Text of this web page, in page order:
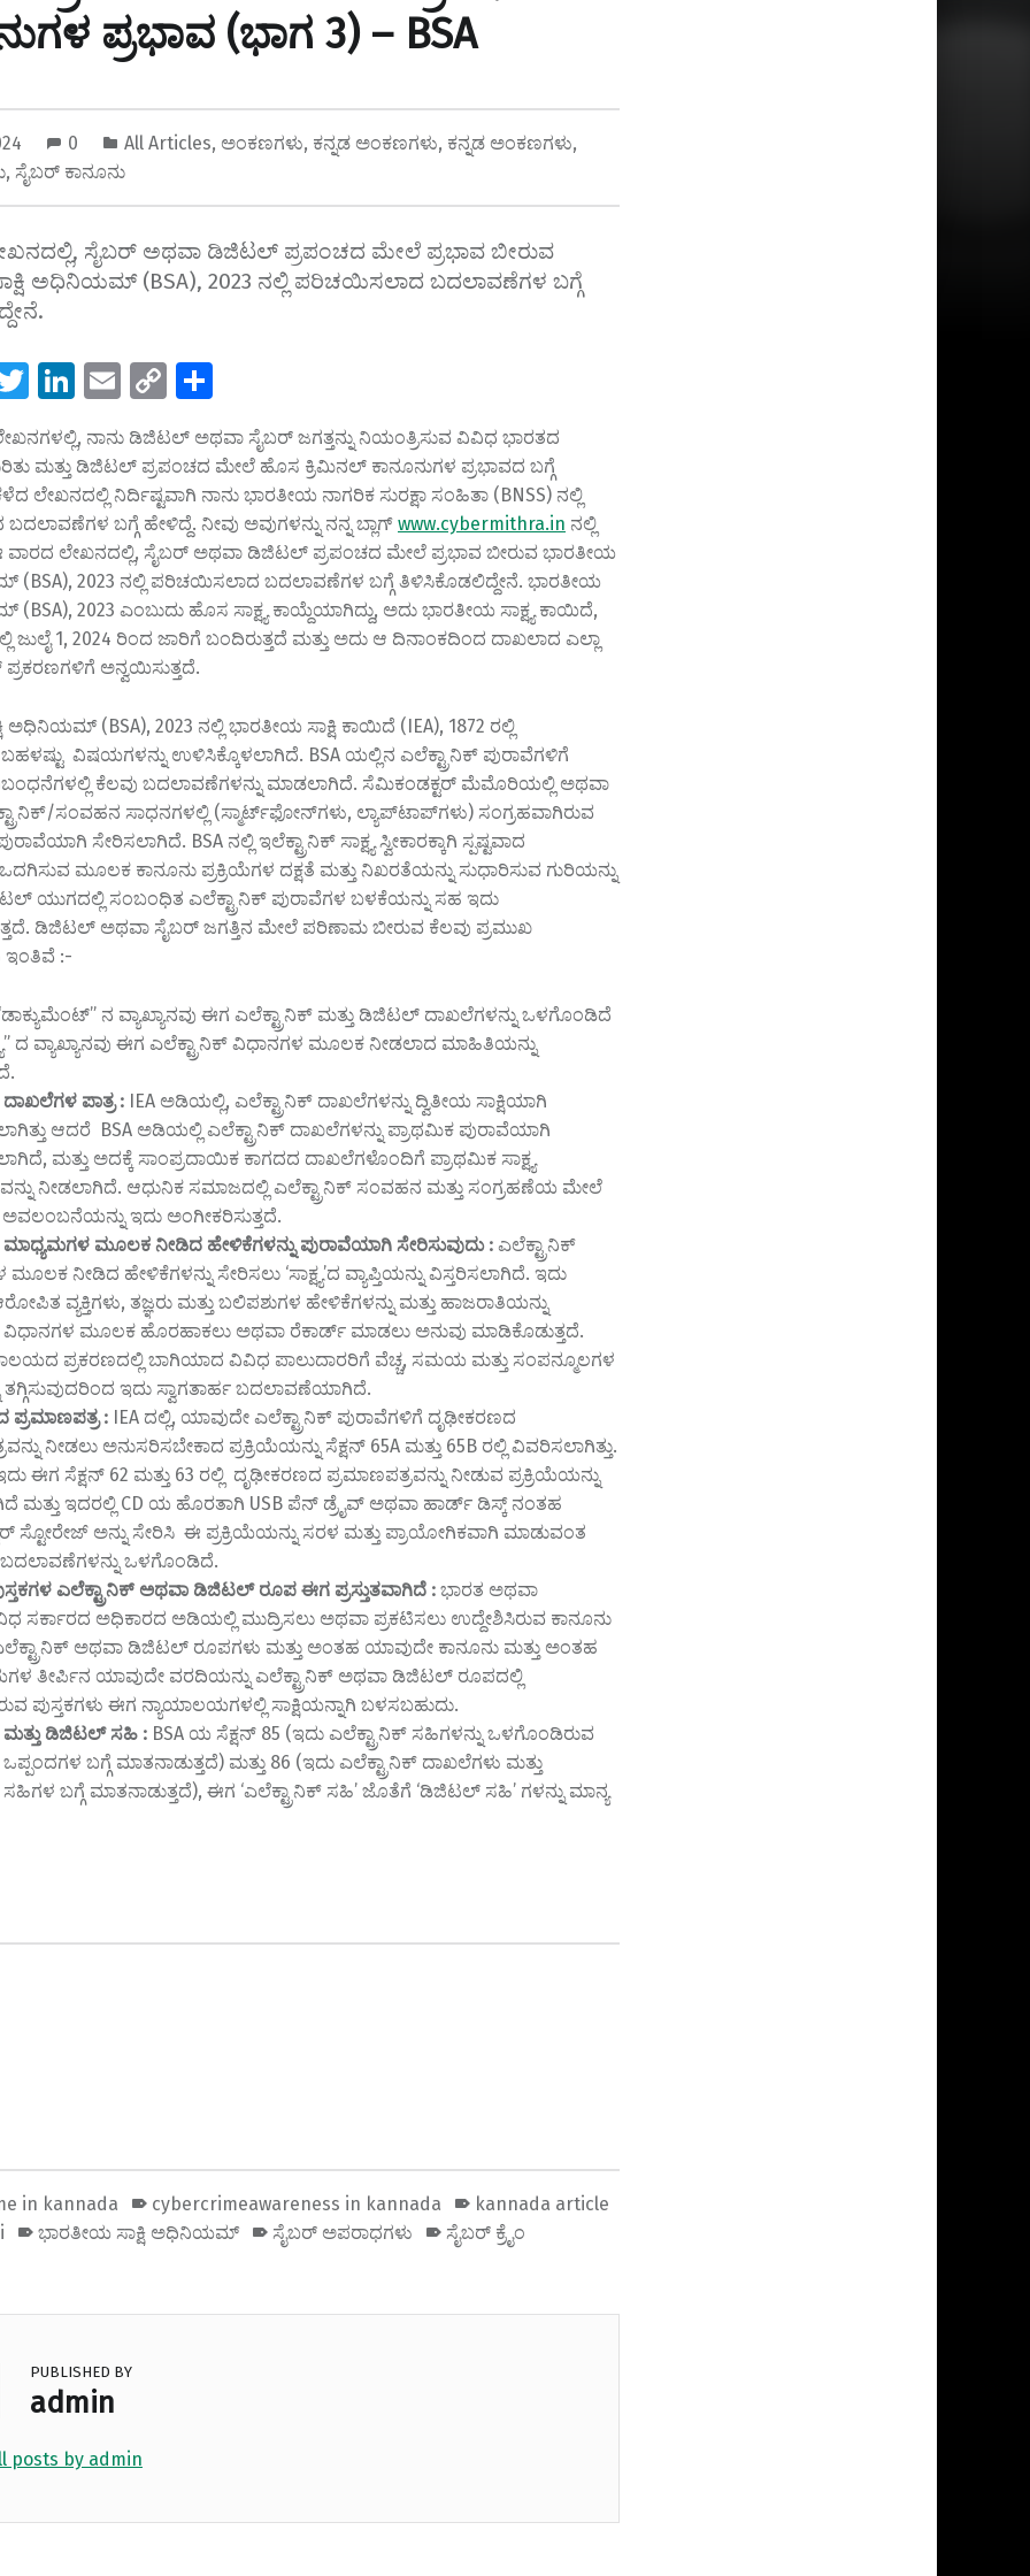
ಪ್ರಭಾವ (ಭಾಗ 3) – BSA
0 All Articles, ಅಂಕಣಗಳು, ಕನ್ನಡ ಅಂಕಣಗಳು, ಕನ್ನಡ ಅಂಕಣಗಳು,
, ಸೈಬರ್ ಕಾನೂನು
ಸೈಬರ್ ಅಥವಾ ಡಿಜಿಟಲ್ ಪ್ರಪಂಚದ ಮೇಲೆ ಪ್ರಭಾವ ಬೀರುವ
ಅಧಿನಿಯಮ್ (BSA), 2023 ನಲ್ಲಿ ಪರಿಚಯಿಸಲಾದ ಬದಲಾವಣೆಗಳ ಬಗ್ಗೆ
h
T
wi
tt
er
Li
k
e
dI
n
E
ai
l
C
p
y
Li
n
k
S
h
ar
e
ನಾನು ಡಿಜಿಟಲ್ ಅಥವಾ ಸೈಬರ್ ಜಗತ್ತನ್ನು ನಿಯಂತ್ರಿಸುವ ವಿವಿಧ ಭಾರತದ
ಮತ್ತು ಡಿಜಿಟಲ್ ಪ್ರಪಂಚದ ಮೇಲೆ ಹೊಸ ಕ್ರಿಮಿನಲ್ ಕಾನೂನುಗಳ ಪ್ರಭಾವದ ಬಗ್ಗೆ
ಲೇಖನದಲ್ಲಿ ನಿರ್ದಿಷ್ಟವಾಗಿ ನಾನು ಭಾರತೀಯ ನಾಗರಿಕ ಸುರಕ್ಷಾ ಸಂಹಿತಾ (BNSS) ನಲ್ಲಿ
ಬಗ್ಗೆ ಹೇಳಿದ್ದೆ. ನೀವು ಅವುಗಳನ್ನು ನನ್ನ ಬ್ಲಾಗ್ www.cybermithra.in ನಲ್ಲಿ
ಲೇಖನದಲ್ಲಿ, ಸೈಬರ್ ಅಥವಾ ಡಿಜಿಟಲ್ ಪ್ರಪಂಚದ ಮೇಲೆ ಪ್ರಭಾವ ಬೀರುವ ಭಾರತೀಯ
(BSA), 2023 ನಲ್ಲಿ ಪರಿಚಯಿಸಲಾದ ಬದಲಾವಣೆಗಳ ಬಗ್ಗೆ ತಿಳಿಸಿಕೊಡಲಿದ್ದೇನೆ. ಭಾರತೀಯ
2023 ಎಂಬುದು ಹೊಸ ಸಾಕ್ಷ್ಯ ಕಾಯ್ದೆಯಾಗಿದ್ದು, ಅದು ಭಾರತೀಯ ಸಾಕ್ಷ್ಯ ಕಾಯಿದೆ,
ಜುಲೈ 1, 2024 ರಿಂದ ಜಾರಿಗೆ ಬಂದಿರುತ್ತದೆ ಮತ್ತು ಅದು ಆ ದಿನಾಂಕದಿಂದ ದಾಖಲಾದ ಎಲ್ಲಾ
ಅನ್ವಯಿಸುತ್ತದೆ.
ಅಧಿನಿಯಮ್ (BSA), 2023 ನಲ್ಲಿ ಭಾರತೀಯ ಸಾಕ್ಷಿ ಕಾಯಿದೆ (IEA), 1872 ರಲ್ಲಿ
ವಿಷಯಗಳನ್ನು ಉಳಿಸಿಕ್ಕೊಳಲಾಗಿದೆ. BSA ಯಲ್ಲಿನ ಎಲೆಕ್ಟ್ರಾನಿಕ್ ಪುರಾವೆಗಳಿಗೆ
ಕೆಲವು ಬದಲಾವಣೆಗಳನ್ನು ಮಾಡಲಾಗಿದೆ. ಸೆಮಿಕಂಡಕ್ಟರ್ ಮೆಮೊರಿಯಲ್ಲಿ ಅಥವಾ
ಸಂವಹನ ಸಾಧನಗಳಲ್ಲಿ (ಸ್ಮಾರ್ಟ್‌ಫೋನ್‌ಗಳು, ಲ್ಯಾಪ್‌ಟಾಪ್‌ಗಳು) ಸಂಗ್ರಹವಾಗಿರುವ
ಸೇರಿಸಲಾಗಿದೆ. BSA ನಲ್ಲಿ ಇಲೆಕ್ಟ್ರಾನಿಕ್ ಸಾಕ್ಷ್ಯ ಸ್ವೀಕಾರಕ್ಕಾಗಿ ಸ್ಪಷ್ಟವಾದ
ಮೂಲಕ ಕಾನೂನು ಪ್ರಕ್ರಿಯೆಗಳ ದಕ್ಷತೆ ಮತ್ತು ನಿಖರತೆಯನ್ನು ಸುಧಾರಿಸುವ ಗುರಿಯನ್ನು
ಯುಗದಲ್ಲಿ ಸಂಬಂಧಿತ ಎಲೆಕ್ಟ್ರಾನಿಕ್ ಪುರಾವೆಗಳ ಬಳಕೆಯನ್ನು ಸಹ ಇದು
ಡಿಜಿಟಲ್ ಅಥವಾ ಸೈಬರ್ ಜಗತ್ತಿನ ಮೇಲೆ ಪರಿಣಾಮ ಬೀರುವ ಕೆಲವು ಪ್ರಮುಖ
ಇಂತಿವೆ :-
ನ ವ್ಯಾಖ್ಯಾನವು ಈಗ ಎಲೆಕ್ಟ್ರಾನಿಕ್ ಮತ್ತು ಡಿಜಿಟಲ್ ದಾಖಲೆಗಳನ್ನು ಒಳಗೊಂಡಿದೆ
ದ ವ್ಯಾಖ್ಯಾನವು ಈಗ ಎಲೆಕ್ಟ್ರಾನಿಕ್ ವಿಧಾನಗಳ ಮೂಲಕ ನೀಡಲಾದ ಮಾಹಿತಿಯನ್ನು
ದಾಖಲೆಗಳ ಪಾತ್ರ : IEA ಅಡಿಯಲ್ಲಿ, ಎಲೆಕ್ಟ್ರಾನಿಕ್ ದಾಖಲೆಗಳನ್ನು ದ್ವಿತೀಯ ಸಾಕ್ಷಿಯಾಗಿ
ಆದರೆ BSA ಅಡಿಯಲ್ಲಿ ಎಲೆಕ್ಟ್ರಾನಿಕ್ ದಾಖಲೆಗಳನ್ನು ಪ್ರಾಥಮಿಕ ಪುರಾವೆಯಾಗಿ
ಮತ್ತು ಅದಕ್ಕೆ ಸಾಂಪ್ರದಾಯಿಕ ಕಾಗದದ ದಾಖಲೆಗಳೊಂದಿಗೆ ಪ್ರಾಥಮಿಕ ಸಾಕ್ಷ್ಯ
ನೀಡಲಾಗಿದೆ. ಆಧುನಿಕ ಸಮಾಜದಲ್ಲಿ ಎಲೆಕ್ಟ್ರಾನಿಕ್ ಸಂವಹನ ಮತ್ತು ಸಂಗ್ರಹಣೆಯ ಮೇಲೆ
ಅವಲಂಬನೆಯನ್ನು ಇದು ಅಂಗೀಕರಿಸುತ್ತದೆ.
ಮಾಧ್ಯಮಗಳ ಮೂಲಕ ನೀಡಿದ ಹೇಳಿಕೆಗಳನ್ನು ಪುರಾವೆಯಾಗಿ ಸೇರಿಸುವುದು :ಎಲೆಕ್ಟ್ರಾನಿಕ್
ನೀಡಿದ ಹೇಳಿಕೆಗಳನ್ನು ಸೇರಿಸಲು ‘ಸಾಕ್ಷ್ಯ’ದ ವ್ಯಾಪ್ತಿಯನ್ನು ವಿಸ್ತರಿಸಲಾಗಿದೆ. ಇದು
ವ್ಯಕ್ತಿಗಳು, ತಜ್ಞರು ಮತ್ತು ಬಲಿಪಶುಗಳ ಹೇಳಿಕೆಗಳನ್ನು ಮತ್ತು ಹಾಜರಾತಿಯನ್ನು
ವಿಧಾನಗಳ ಮೂಲಕ ಹೊರಹಾಕಲು ಅಥವಾ ರೆಕಾರ್ಡ್ ಮಾಡಲು ಅನುವು ಮಾಡಿಕೊಡುತ್ತದೆ.
ಪ್ರಕರಣದಲ್ಲಿ ಬಾಗಿಯಾದ ವಿವಿಧ ಪಾಲುದಾರರಿಗೆ ವೆಚ್ಚ, ಸಮಯ ಮತ್ತು ಸಂಪನ್ಮೂಲಗಳ
ಇದು ಸ್ವಾಗತಾರ್ಹ ಬದಲಾವಣೆಯಾಗಿದೆ.
ಪ್ರಮಾಣಪತ್ರ : IEA ದಲ್ಲಿ, ಯಾವುದೇ ಎಲೆಕ್ಟ್ರಾನಿಕ್ ಪುರಾವೆಗಳಿಗೆ ದೃಢೀಕರಣದ
ನೀಡಲು ಅನುಸರಿಸಬೇಕಾದ ಪ್ರಕ್ರಿಯೆಯನ್ನು ಸೆಕ್ಷನ್ 65A ಮತ್ತು 65B ರಲ್ಲಿ ವಿವರಿಸಲಾಗಿತ್ತು.
ಈಗ ಸೆಕ್ಷನ್ 62 ಮತ್ತು 63 ರಲ್ಲಿ ದೃಢೀಕರಣದ ಪ್ರಮಾಣಪತ್ರವನ್ನು ನೀಡುವ ಪ್ರಕ್ರಿಯೆಯನ್ನು
ಮತ್ತು ಇದರಲ್ಲಿ CD ಯ ಹೊರತಾಗಿ USB ಪೆನ್ ಡ್ರೈವ್ ಅಥವಾ ಹಾರ್ಡ್ ಡಿಸ್ಕ್ ನಂತಹ
ಸ್ಟೋರೇಜ್ ಅನ್ನು ಸೇರಿಸಿ ಈ ಪ್ರಕ್ರಿಯೆಯನ್ನು ಸರಳ ಮತ್ತು ಪ್ರಾಯೋಗಿಕವಾಗಿ ಮಾಡುವಂತ
ಒಳಗೊಂಡಿದೆ.
ಎಲೆಕ್ಟ್ರಾನಿಕ್ ಅಥವಾ ಡಿಜಿಟಲ್ ರೂಪ ಈಗ ಪ್ರಸ್ತುತವಾಗಿದೆ : ಭಾರತ ಅಥವಾ
ಸರ್ಕಾರದ ಅಧಿಕಾರದ ಅಡಿಯಲ್ಲಿ ಮುದ್ರಿಸಲು ಅಥವಾ ಪ್ರಕಟಿಸಲು ಉದ್ದೇಶಿಸಿರುವ ಕಾನೂನು
ಅಥವಾ ಡಿಜಿಟಲ್ ರೂಪಗಳು ಮತ್ತು ಅಂತಹ ಯಾವುದೇ ಕಾನೂನು ಮತ್ತು ಅಂತಹ
ತೀರ್ಪಿನ ಯಾವುದೇ ವರದಿಯನ್ನು ಎಲೆಕ್ಟ್ರಾನಿಕ್ ಅಥವಾ ಡಿಜಿಟಲ್ ರೂಪದಲ್ಲಿ
ಪುಸ್ತಕಗಳು ಈಗ ನ್ಯಾಯಾಲಯಗಳಲ್ಲಿ ಸಾಕ್ಷಿಯನ್ನಾಗಿ ಬಳಸಬಹುದು.
ಮತ್ತು ಡಿಜಿಟಲ್ ಸಹಿ : BSA ಯ ಸೆಕ್ಷನ್ 85 (ಇದು ಎಲೆಕ್ಟ್ರಾನಿಕ್ ಸಹಿಗಳನ್ನು ಒಳಗೊಂಡಿರುವ
ಒಪ್ಪಂದಗಳ ಬಗ್ಗೆ ಮಾತನಾಡುತ್ತದೆ) ಮತ್ತು 86 (ಇದು ಎಲೆಕ್ಟ್ರಾನಿಕ್ ದಾಖಲೆಗಳು ಮತ್ತು
ಸಹಿಗಳ ಬಗ್ಗೆ ಮಾತನಾಡುತ್ತದೆ), ಈಗ ‘ಎಲೆಕ್ಟ್ರಾನಿಕ್ ಸಹಿ’ ಜೊತೆಗೆ ‘ಡಿಜಿಟಲ್ ಸಹಿ’ ಗಳನ್ನು ಮಾನ್ಯ
in kannada cybercrimeawareness in kannada
kannada article
ಭಾರತೀಯ ಸಾಕ್ಷಿ ಅಧಿನಿಯಮ್ ಸೈಬರ್ ಅಪರಾಧಗಳು ಸೈಬರ್ ಕ್ರೈಂ
PUBLISHED BY
admin
posts by admin